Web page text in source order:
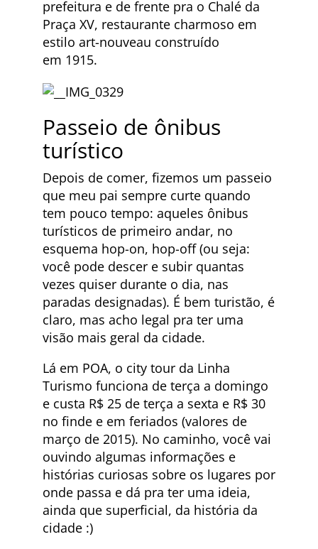
prefeitura e de frente pra o Chalé da
Praça XV, restaurante charmoso em
estilo art-nouveau construído
em 1915.
Passeio de ônibus
turístico
Depois de comer, fizemos um passeio
que meu pai sempre curte quando
tem pouco tempo: aqueles ônibus
turísticos de primeiro andar, no
esquema hop-on, hop-off (ou seja:
você pode descer e subir quantas
vezes quiser durante o dia, nas
paradas designadas). É bem turistão, é
claro, mas acho legal pra ter uma
visão mais geral da cidade.
Lá em POA, o city tour da Linha
Turismo funciona de terça a domingo
e custa R$ 25 de terça a sexta e R$ 30
no finde e em feriados (valores de
março de 2015). No caminho, você vai
ouvindo algumas informações e
histórias curiosas sobre os lugares por
onde passa e dá pra ter uma ideia,
ainda que superficial, da história da
cidade :)